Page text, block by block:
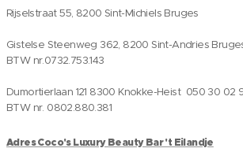
Rijselstraat 55, 8200 Sint-Michiels Bruges
Gistelse Steenweg 362, 8200 Sint-Andries
BTW nr.0732.753.143
Dumortierlaan 121 8300 Knokke-Heist 050 30 02
BTW nr. 0802.880.381
Adres Coco's Luxury Beauty Bar 't Eilandje